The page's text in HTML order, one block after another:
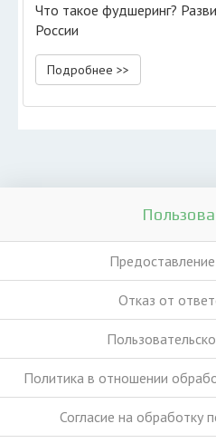
Что такое фудшеринг?
России
Подробнее >>
Отказ от
Политика в отношении
Согласие на обработку